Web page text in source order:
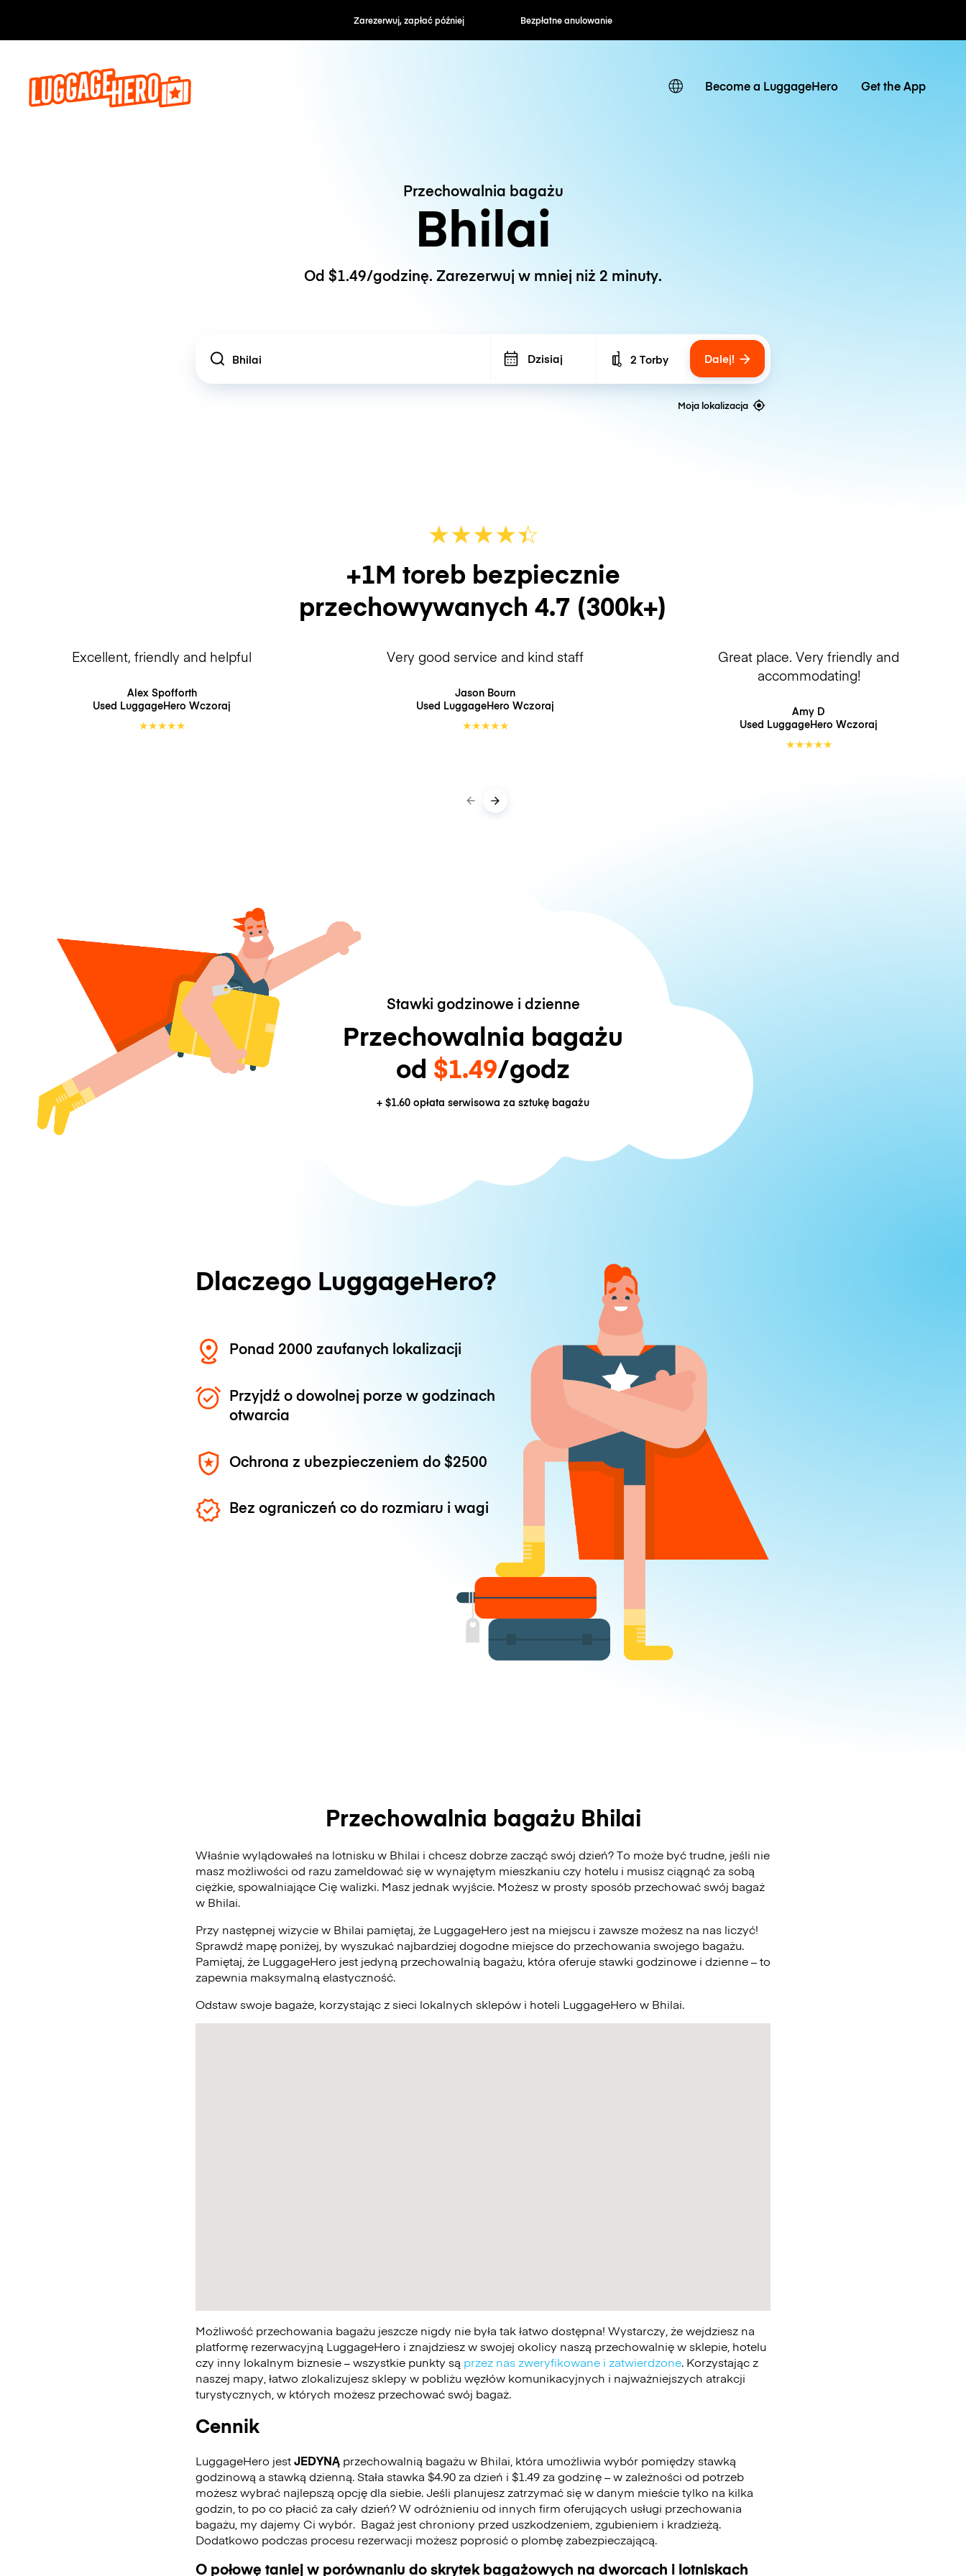
Zarezerwuj, zapłać później Bezpłatne anulowanie Stawki godzinowe / dzienne
Become a LuggageHero Get the App
Przechowalnia bagażu
Bhilai
Od $1.49/godzinę. Zarezerwuj w mniej niż 2 minuty.
Location Dzisiaj Number of bags
2 Torby Dalej!
Moja lokalizacja
★★★★☆
★
+1M toreb bezpiecznie
przechowywanych 4.7 (300k+)
Excellent, friendly and helpful
Alex Spofforth
Used LuggageHero Wczoraj
★★★★★
Very good service and kind staff
Jason Bourn
Used LuggageHero Wczoraj
★★★★★
Great place. Very friendly and
accommodating!
Amy D
Used LuggageHero Wczoraj
★★★★★
Stawki godzinowe i dzienne
Przechowalnia bagażu
od $1.49/godz
+ $1.60 opłata serwisowa za sztukę bagażu
Dlaczego LuggageHero?
Ponad 2000 zaufanych lokalizacji
Przyjdź o dowolnej porze w godzinach
otwarcia
Ochrona z ubezpieczeniem do$2500
Bez ograniczeń co do rozmiaru i wagi
Przechowalnia bagażu Bhilai
Właśnie wylądowałeś na lotnisku w Bhilai i chcesz dobrze zacząć swój dzień? To może być trudne, jeśli nie
masz możliwości od razu zameldować się w wynajętym mieszkaniu czy hotelu i musisz ciągnąć za sobą
ciężkie, spowalniające Cię walizki. Masz jednak wyjście. Możesz w prosty sposób przechować swój bagaż
w Bhilai.
Przy następnej wizycie w Bhilai pamiętaj, że LuggageHero jest na miejscu i zawsze możesz na nas liczyć!
Sprawdź mapę poniżej, by wyszukać najbardziej dogodne miejsce do przechowania swojego bagażu.
Pamiętaj, że LuggageHero jest jedyną przechowalnią bagażu, która oferuje stawki godzinowe i dzienne – to
zapewnia maksymalną elastyczność.
Odstaw swoje bagaże, korzystając z sieci lokalnych sklepów i hoteli LuggageHero w Bhilai.
Możliwość przechowania bagażu jeszcze nigdy nie była tak łatwo dostępna! Wystarczy, że wejdziesz na
platformę rezerwacyjną LuggageHero i znajdziesz w swojej okolicy naszą przechowalnię w sklepie, hotelu
czy inny lokalnym biznesie – wszystkie punkty są przez nas zweryfikowane i zatwierdzone. Korzystając z
naszej mapy, łatwo zlokalizujesz sklepy w pobliżu węzłów komunikacyjnych i najważniejszych atrakcji
turystycznych, w których możesz przechować swój bagaż.
Cennik
LuggageHero jestJEDYNĄ przechowalnią bagażu w Bhilai, która umożliwia wybór pomiędzy stawką
godzinową a stawką dzienną. Stała stawka $4.90 za dzień i $1.49 za godzinę – w zależności od potrzeb
możesz wybrać najlepszą opcję dla siebie. Jeśli planujesz zatrzymać się w danym mieście tylko na kilka
godzin, to po co płacić za cały dzień? W odróżnieniu od innych firm oferujących usługi przechowania
bagażu, my dajemy Ci wybór. Bagaż jest chroniony przed uszkodzeniem, zgubieniem i kradzieżą.
Dodatkowo podczas procesu rezerwacji możesz poprosić o plombę zabezpieczającą.
O połowę taniej w porównaniu do skrytek bagażowych na dworcach i lotniskach